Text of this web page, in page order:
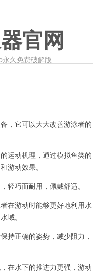
官网
久免费破解版
，它可以大大改善游泳者的
运动机理，通过模拟鱼类的
游动效果。
巧而耐用，佩戴舒适。
在游动时能够更好地利用水
域。
正确的姿势，减少阻力，
在水下的推进力更强，游动